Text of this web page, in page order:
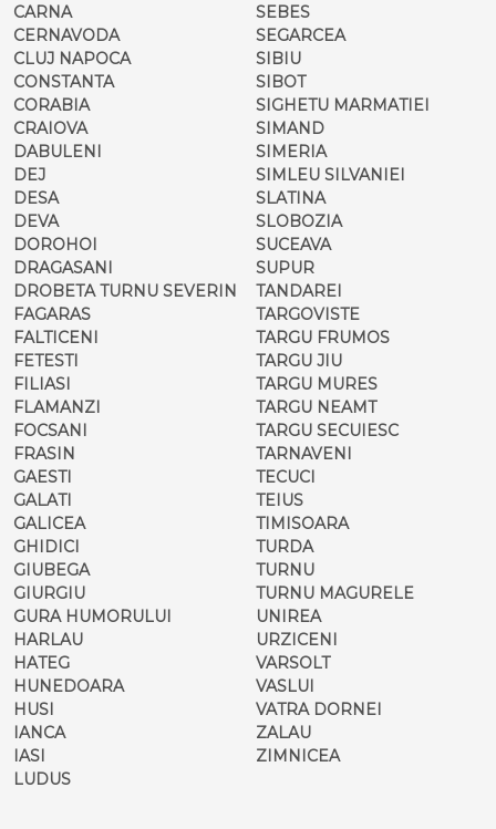
CARNA
CERNAVODA
CLUJ NAPOCA
CONSTANTA
CORABIA
CRAIOVA
DABULENI
DEJ
DESA
DEVA
DOROHOI
DRAGASANI
DROBETA TURNU SEVERIN
FAGARAS
FALTICENI
FETESTI
FILIASI
FLAMANZI
FOCSANI
FRASIN
GAESTI
GALATI
GALICEA
GHIDICI
GIUBEGA
GIURGIU
GURA HUMORULUI
HARLAU
HATEG
HUNEDOARA
HUSI
IANCA
IASI
LUDUS
SEBES
SEGARCEA
SIBIU
SIBOT
SIGHETU MARMATIEI
SIMAND
SIMERIA
SIMLEU SILVANIEI
SLATINA
SLOBOZIA
SUCEAVA
SUPUR
TANDAREI
TARGOVISTE
TARGU FRUMOS
TARGU JIU
TARGU MURES
TARGU NEAMT
TARGU SECUIESC
TARNAVENI
TECUCI
TEIUS
TIMISOARA
TURDA
TURNU
TURNU MAGURELE
UNIREA
URZICENI
VARSOLT
VASLUI
VATRA DORNEI
ZALAU
ZIMNICEA